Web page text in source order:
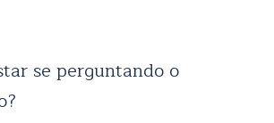
se perguntando o